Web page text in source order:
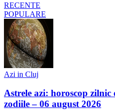
RECENTE
POPULARE
Azi in Cluj
Astrele azi: horoscop
zodiile – 06 august 2026